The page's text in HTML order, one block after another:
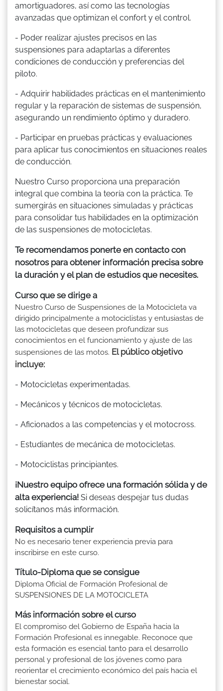
amortiguadores, así como las tecnologías
avanzadas que optimizan el confort y el control.
- Poder realizar ajustes precisos en las
suspensiones para adaptarlas a diferentes
condiciones de conducción y preferencias del
piloto.
- Adquirir habilidades prácticas en el mantenimiento
regular y la reparación de sistemas de suspensión,
asegurando un rendimiento óptimo y duradero.
- Participar en pruebas prácticas y evaluaciones
para aplicar tus conocimientos en situaciones reales
de conducción.
Nuestro Curso proporciona una preparación
integral que combina la teoría con la práctica. Te
sumergirás en situaciones simuladas y prácticas
para consolidar tus habilidades en la optimización
de las suspensiones de motocicletas.
Te recomendamos ponerte en contacto con
nosotros para obtener información precisa sobre
la duración y el plan de estudios que necesites.
Curso que se dirige a
Nuestro Curso de Suspensiones de la Motocicleta va
dirigido principalmente a motociclistas y entusiastas de
las motocicletas que deseen profundizar sus
conocimientos en el funcionamiento y ajuste de las
suspensiones de las motos. El público objetivo
incluye:
- Motocicletas experimentadas.
- Mecánicos y técnicos de motocicletas.
- Aficionados a las competencias y el motocross.
- Estudiantes de mecánica de motocicletas.
- Motociclistas principiantes.
¡Nuestro equipo ofrece una formación sólida y de
alta experiencia! Si deseas despejar tus dudas
solicítanos más información.
Requisitos a cumplir
No es necesario tener experiencia previa para
inscribirse en este curso.
Título-Diploma que se consigue
Diploma Oficial de Formación Profesional de
SUSPENSIONES DE LA MOTOCICLETA
Más información sobre el curso
El compromiso del Gobierno de España hacia la
Formación Profesional es innegable. Reconoce que
esta formación es esencial tanto para el desarrollo
personal y profesional de los jóvenes como para
reorientar el crecimiento económico del país hacia el
bienestar social.